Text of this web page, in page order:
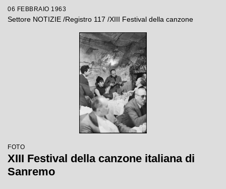
06 FEBBRAIO 1963
Settore NOTIZIE /Registro 117 /XIII Festival della canzone
FOTO
XIII Festival della canzone italiana di
Sanremo